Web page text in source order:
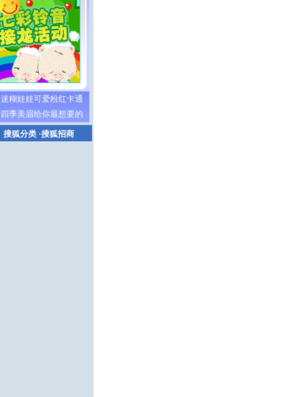
迷糊娃娃可爱粉红卡通
四季美眉给你最想要的
搜狐分类·搜狐招商